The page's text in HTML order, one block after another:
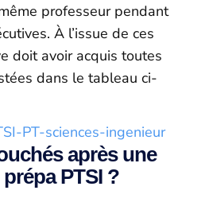
professeur pendant
À l’issue de ces
doit avoir acquis toutes
dans le tableau ci-
PT-sciences-ingenieur
après une
PTSI ?